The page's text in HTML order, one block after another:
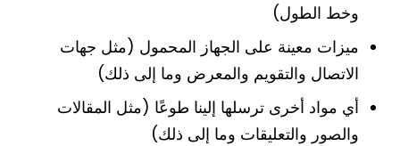
وخط الطول)
ميزات معينة على الجهاز المحمول (مثل جهات
الاتصال والتقويم والمعرض وما إلى ذلك)
أي مواد أخرى ترسلها إلينا طوعًا (مثل المقالات
والصور والتعليقات وما إلى ذلك)